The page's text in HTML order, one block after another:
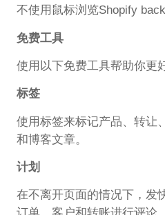
不使用鼠标浏览Shopify
免费工具
使用以下免费工具帮助你更
标签
使用标签来标记产品、转让
和博客文章。
计划
在不离开页面的情况下，发